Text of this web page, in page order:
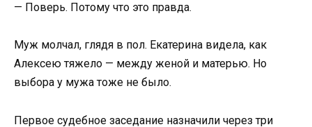
— Поверь. Потому что это правда.
Муж молчал, глядя в пол. Екатерина видела, как
Алексею тяжело — между женой и матерью. Но
выбора у мужа тоже не было.
Первое судебное заседание назначили через три